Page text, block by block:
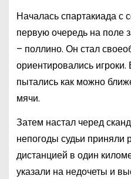
Началась спартакиада с
первую очередь на поле
– поллино. Он стал
ориентировались
пытались как можно
мячи.
Затем настал черед
непогоды судьи приняли
дистанцией в один
указали на недочеты и